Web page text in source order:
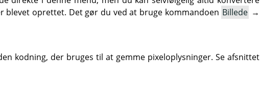
blevet oprettet. Det gør du ved at bruge kommandoen Billede →
kodning, der bruges til at gemme pixeloplysninger. Se afsnittet